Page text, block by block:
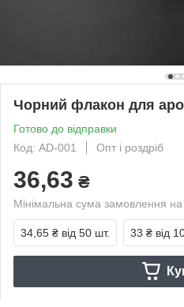
Чорний флакон для
Готово до відправки
Код: AD-001
Опт і роздріб
36,63 ₴
Мінімальна сума замовлення
34,65 ₴ від 50 шт. 33 ₴ від